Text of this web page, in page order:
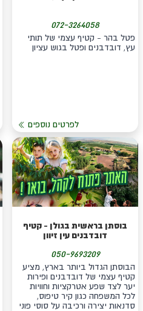
072-3264058
פטל בהר - קטיף עצמי של תותי
עץ, דובדבנים ופטל בגוש עציון
לפרטים נוספים
בוסתן בראשית בגולן - קטיף
דובדבנים עין זיוון
050-9693209
הבוסתן הגדול ביותר בארץ, מציע
קטיף עצמי של דובדבנים ופירות
יער לצד שפע אטרקציות וחוויות
לכל המשפחה כגון קיר טיפוס,
סדנאות יצירה ורכיבה על סוסי פוני